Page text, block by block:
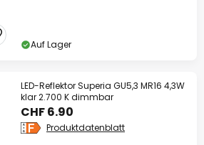
Auf Lager
LED-Reflektor Superia GU5,3 MR16 4,3W
klar 2.700 K dimmbar
CHF 6.90
Produktdatenblatt